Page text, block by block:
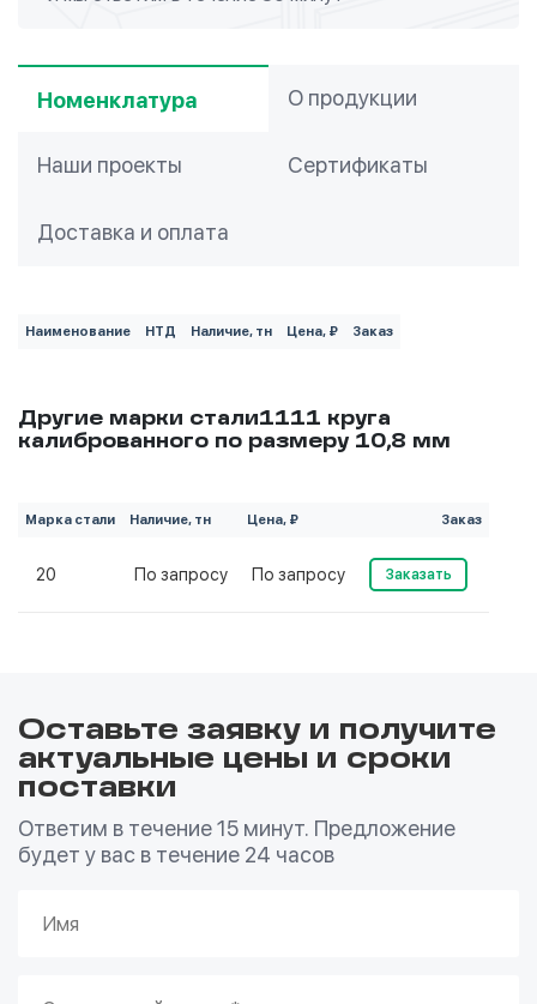
Номенклатура О продукции
Наши проекты Сертификаты
Доставка и оплата
Наименование НТД Наличие, тн Цена, ₽ Заказ
Другие марки стали1111 круга
калиброванного по размеру 10,8 мм
Марка стали Наличие, тн Цена, ₽ Заказ
20 По запросу По запросу Заказать
Оставьте заявку и получите
актуальные цены и сроки
поставки
Ответим в течение 15 минут. Предложение
будет у вас в течение 24 часов